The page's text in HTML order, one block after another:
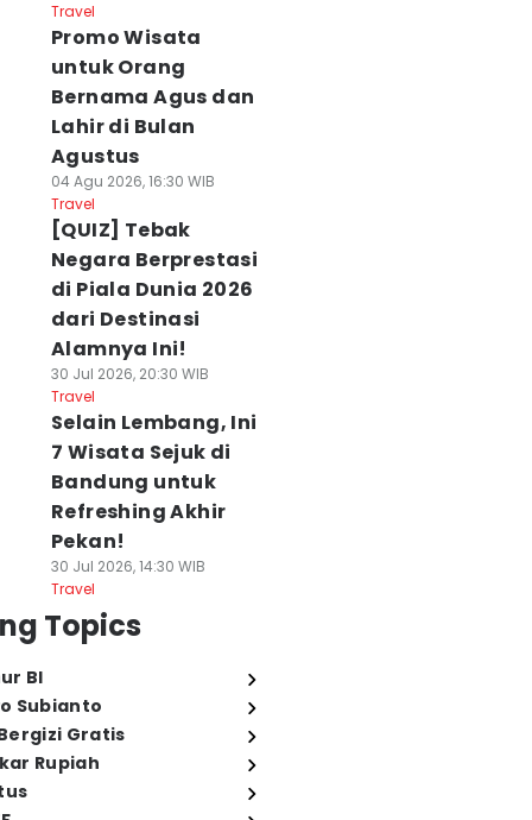
Travel
Promo Wisata
untuk Orang
Bernama Agus dan
Lahir di Bulan
Agustus
04 Agu 2026, 16:30 WIB
Travel
[QUIZ] Tebak
Negara Berprestasi
di Piala Dunia 2026
dari Destinasi
Alamnya Ini!
30 Jul 2026, 20:30 WIB
Travel
Selain Lembang, Ini
7 Wisata Sejuk di
Bandung untuk
Refreshing Akhir
Pekan!
30 Jul 2026, 14:30 WIB
Travel
Topics
BI
Subianto
Gratis
Rupiah